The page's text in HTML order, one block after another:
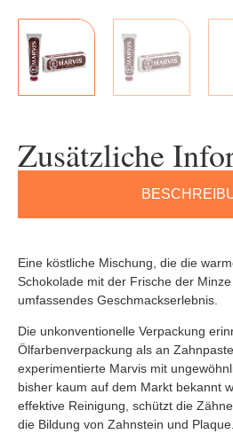
Zusätzliche
Eine köstliche Mischung, die die
Schokolade mit der Frische der
umfassendes Geschmackserlebnis.
Die unkonventionelle Verpackung
Ölfarbenverpackung als an
experimentierte Marvis mit
bisher kaum auf dem Markt bekannt
effektive Reinigung, schützt die
die Bildung von Zahnstein und